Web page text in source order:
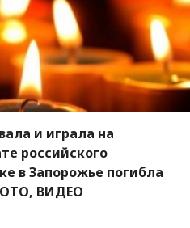
и играла на
российского
в Запорожье погибла
ВИДЕО